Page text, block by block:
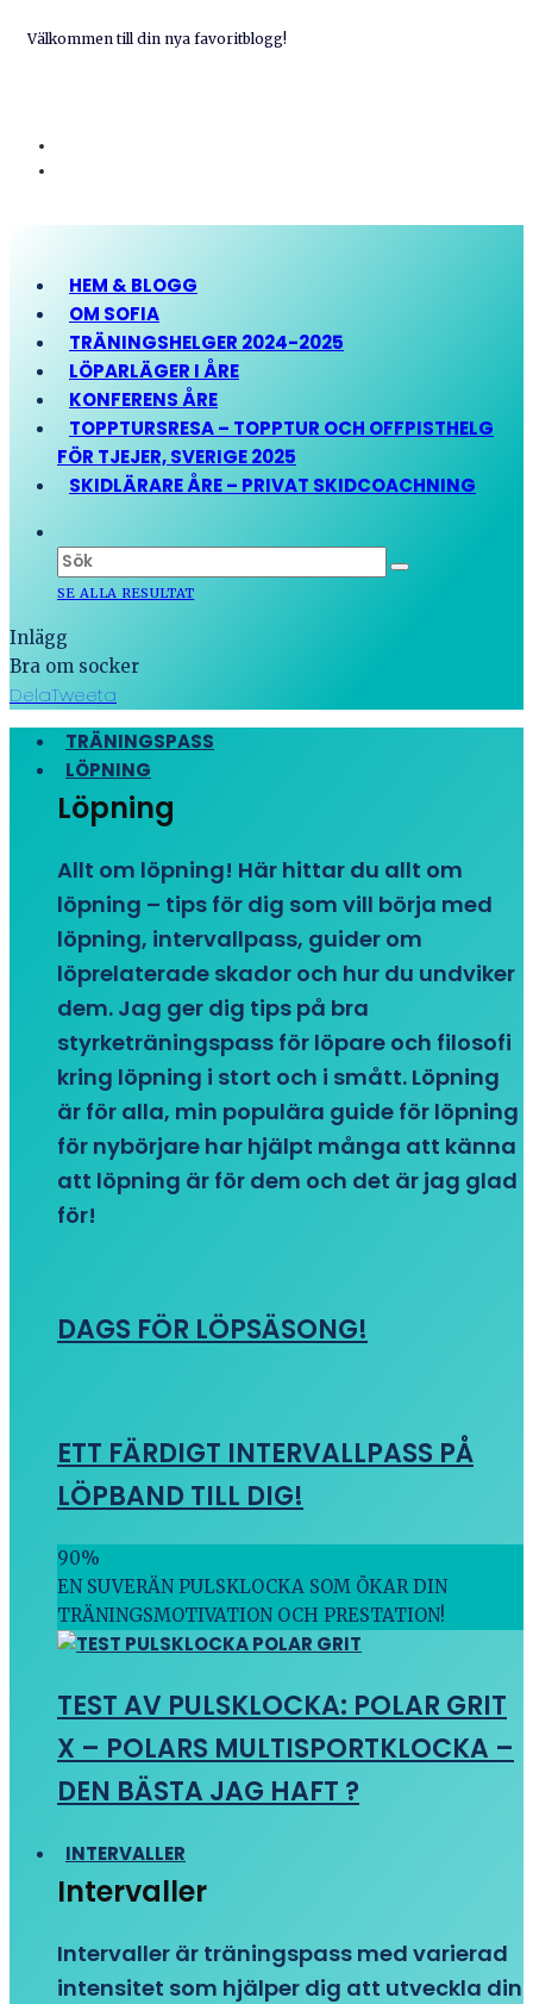
Välkommen till din nya favoritblogg!
HEM & BLOGG
OM SOFIA
TRÄNINGSHELGER 2024-2025
LÖPARLÄGER I ÅRE
KONFERENS ÅRE
TOPPTURSRESA – TOPPTUR OCH OFFPISTHELG
FÖR TJEJER, SVERIGE 2025
SKIDLÄRARE ÅRE – PRIVAT SKIDCOACHNING
SE ALLA RESULTAT
Inlägg
Bra om socker
DelaTweeta
TRÄNINGSPASS
LÖPNING
Löpning
Allt om löpning! Här hittar du allt om
löpning – tips för dig som vill börja med
löpning, intervallpass, guider om
löprelaterade skador och hur du undviker
dem. Jag ger dig tips på bra
styrketräningspass för löpare och filosofi
kring löpning i stort och i smått. Löpning
är för alla, min populära guide för löpning
för nybörjare har hjälpt många att känna
att löpning är för dem och det är jag glad
för!
DAGS FÖR LÖPSÄSONG!
ETT FÄRDIGT INTERVALLPASS PÅ
LÖPBAND TILL DIG!
90%
EN SUVERÄN PULSKLOCKA SOM ÖKAR DIN
TRÄNINGSMOTIVATION OCH PRESTATION!
TEST AV PULSKLOCKA: POLAR GRIT
X – POLARS MULTISPORTKLOCKA –
DEN BÄSTA JAG HAFT ?
INTERVALLER
Intervaller
Intervaller är träningspass med varierad
intensitet som hjälper dig att utveckla din